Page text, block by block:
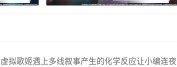
拟歌姬遇上多线叙事产生的化学反应让小编连夜